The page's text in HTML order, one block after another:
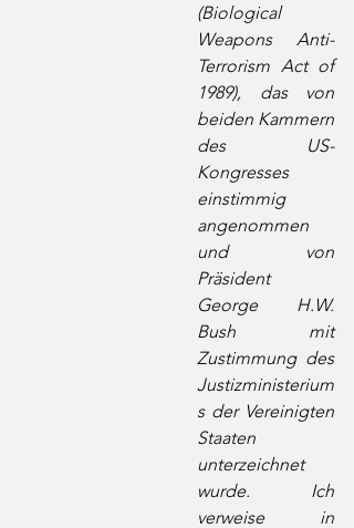
(Biological
Weapons Anti-
Terrorism Act of
1989), das von
beiden Kammern
des US-
Kongresses
einstimmig
angenommen
und von
Präsident
George H.W.
Bush mit
Zustimmung des
Justizministerium
s der Vereinigten
Staaten
unterzeichnet
wurde. Ich
verweise in